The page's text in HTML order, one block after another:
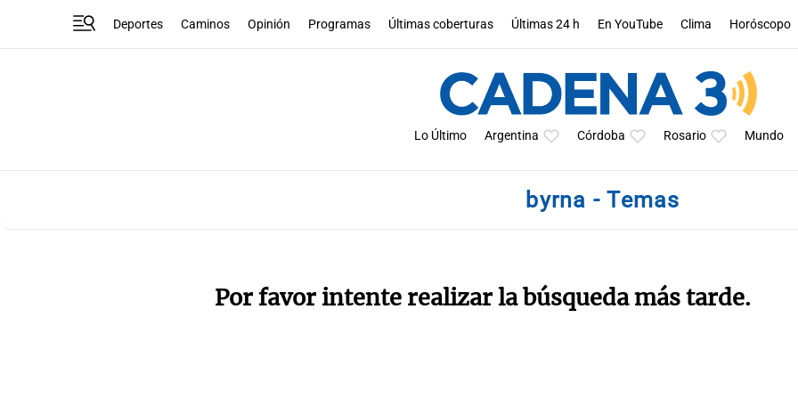
Deportes Caminos Opinión Programas Últimas coberturas Últimas 24 h En YouTube Clima Horóscopo
Lo Último Argentina Córdoba Rosario Mundo
byrna - Temas
Por favor intente realizar la búsqueda más tarde.